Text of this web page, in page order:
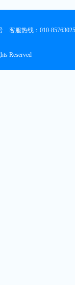
客服热线：010-85763025
Reserved